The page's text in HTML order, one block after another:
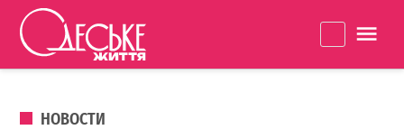
Перейти к содержанию
життя
ОПУБЛИКОВАНО В
НОВОСТИ